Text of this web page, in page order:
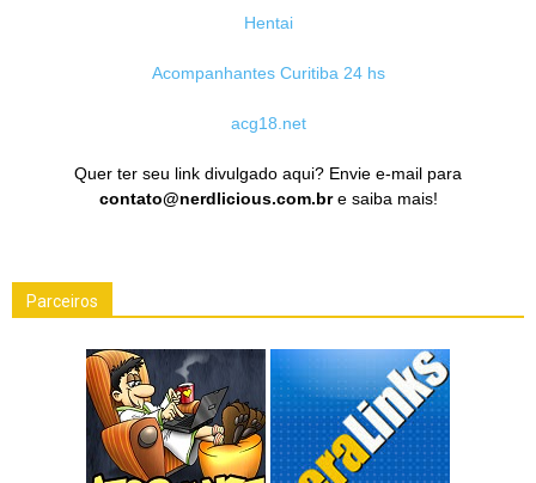
Hentai
Acompanhantes Curitiba 24 hs
acg18.net
Quer ter seu link divulgado aqui? Envie e-mail para
contato@nerdlicious.com.bre saiba mais!
Parceiros